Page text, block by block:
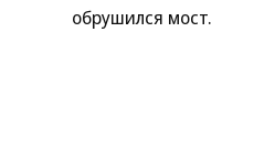
обрушился мост.